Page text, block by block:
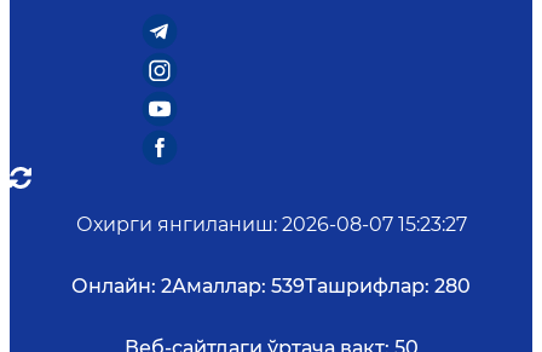
Охирги янгиланиш: 2026-08-07 15:23:27
Онлайн: 2Амаллар: 539Ташрифлар: 280